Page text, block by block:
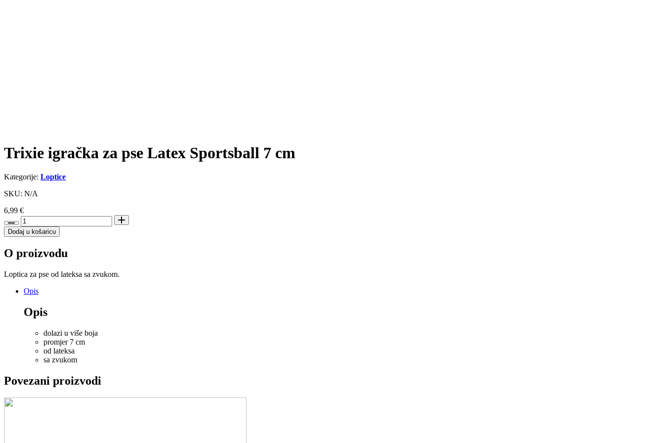
Trixie igračka za pse Latex Sportsball 7 cm
Kategorije: Loptice
SKU: N/A
6,99 €
Trixie
igračka
za
Latex
7
količina
Dodaj u košaricu
O proizvodu
Loptica za pse od lateksa sa zvukom.
Opis
Opis
dolazi u više boja
promjer 7 cm
od lateksa
sa zvukom
Povezani proizvodi